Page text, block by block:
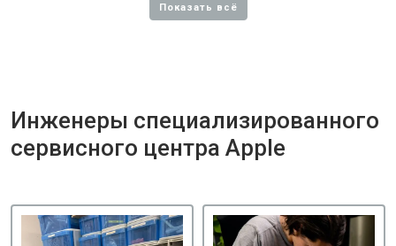
Инженеры специализированного
сервисного центра Apple